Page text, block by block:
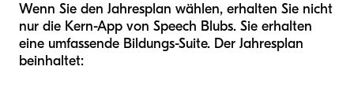
Wenn Sie den Jahresplan wählen, erhalten Sie nicht
nur die Kern-App von Speech Blubs. Sie erhalten
eine umfassende Bildungs-Suite. Der Jahresplan
beinhaltet: